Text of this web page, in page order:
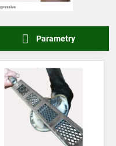
Parametry